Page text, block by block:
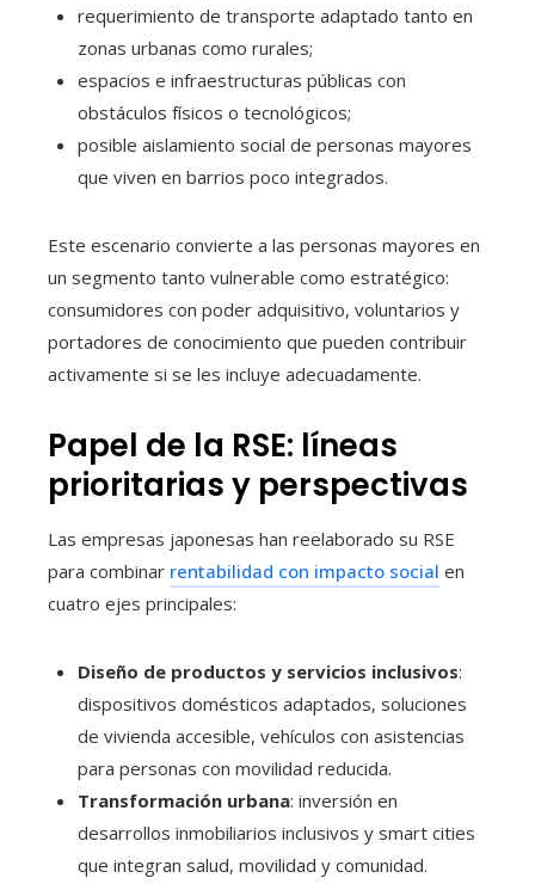
requerimiento de transporte adaptado tanto en
zonas urbanas como rurales;
espacios e infraestructuras públicas con
obstáculos físicos o tecnológicos;
posible aislamiento social de personas mayores
que viven en barrios poco integrados.
Este escenario convierte a las personas mayores en
un segmento tanto vulnerable como estratégico:
consumidores con poder adquisitivo, voluntarios y
portadores de conocimiento que pueden contribuir
activamente si se les incluye adecuadamente.
Papel de la RSE: líneas
prioritarias y perspectivas
Las empresas japonesas han reelaborado su RSE
para combinar rentabilidad con impacto social en
cuatro ejes principales:
Diseño de productos y servicios inclusivos:
dispositivos domésticos adaptados, soluciones
de vivienda accesible, vehículos con asistencias
para personas con movilidad reducida.
Transformación urbana: inversión en
desarrollos inmobiliarios inclusivos y smart cities
que integran salud, movilidad y comunidad.